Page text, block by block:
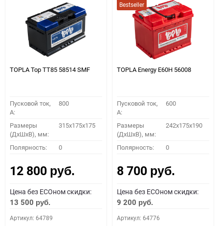
TOPLA Top TT85 58514 SMF
Пусковой ток,
A:
800
Размеры
(ДхШхВ), мм:
315x175x175
Полярность: 0
12 800 руб.
Цена без ECOном скидки:
13 500 руб.
Артикул: 64789
Bestseller
TOPLA Energy E60H 56008
Пусковой ток,
A:
600
Размеры
(ДхШхВ), мм:
242x175x190
Полярность: 0
8 700 руб.
Цена без ECOном скидки:
9 200 руб.
Артикул: 64776